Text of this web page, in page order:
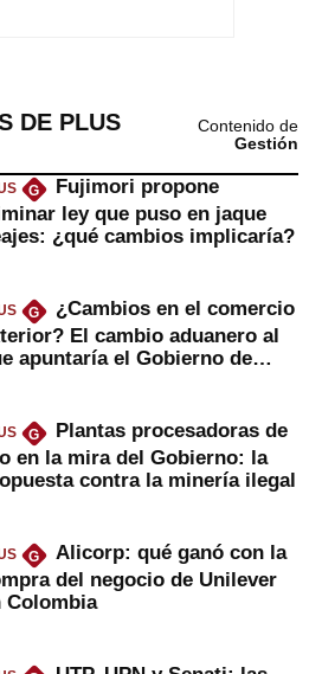
DE PLUS
Contenido de
Gestión
G
Fujimori propone
ley que puso en jaque
¿qué cambios implicaría?
G
¿Cambios en el comercio
El cambio aduanero al
apuntaría el Gobierno de
G
Plantas procesadoras de
en la mira del Gobierno: la
contra la minería ilegal
G
Alicorp: qué ganó con la
del negocio de Unilever
Colombia